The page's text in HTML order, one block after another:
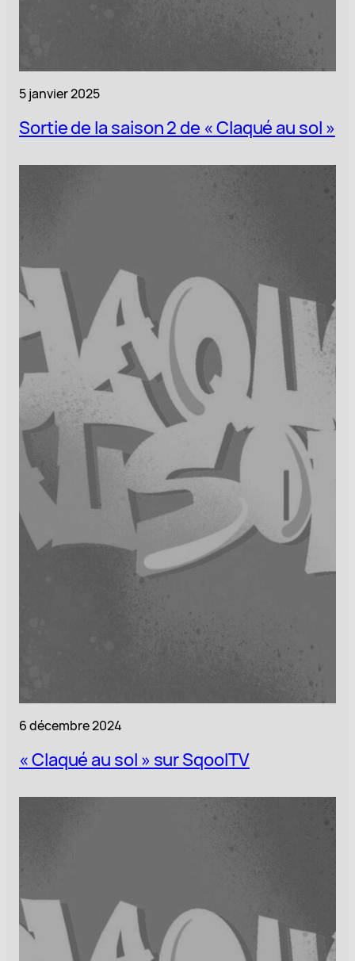
5 janvier 2025
Sortie de la saison 2 de « Claqué au sol »
6 décembre 2024
« Claqué au sol » sur SqoolTV